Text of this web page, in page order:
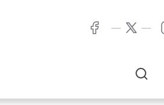
FacebookTwitter